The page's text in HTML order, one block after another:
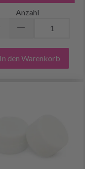
Anzahl
In den Warenkorb